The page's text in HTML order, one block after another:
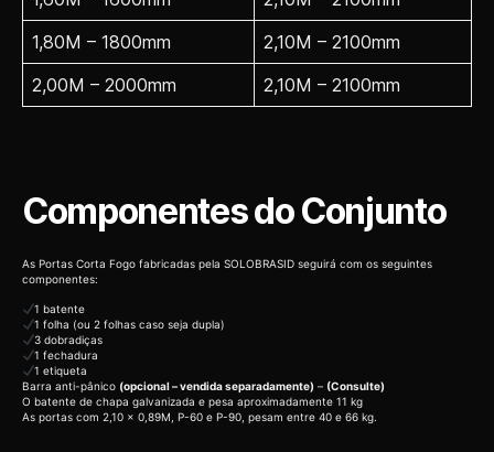
1,80M – 1800mm
2,10M – 2100mm
2,00M – 2000mm
2,10M – 2100mm
Componentes do Conjunto
As Portas Corta Fogo fabricadas pela SOLOBRASID seguirá com os seguintes
componentes:
1 batente
1 folha (ou 2 folhas caso seja dupla)
3 dobradiças
1 fechadura
1 etiqueta
Barra anti-pânico (opcional – vendida separadamente) – (Consulte)
O batente de chapa galvanizada e pesa aproximadamente 11 kg
As portas com 2,10 x 0,89M, P-60 e P-90, pesam entre 40 e 66 kg.